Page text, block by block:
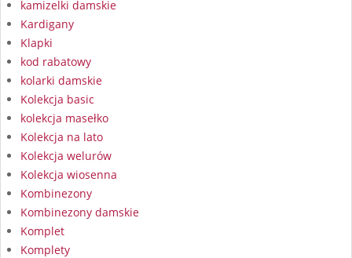
kamizelki damskie
Kardigany
Klapki
kod rabatowy
kolarki damskie
Kolekcja basic
kolekcja masełko
Kolekcja na lato
Kolekcja welurów
Kolekcja wiosenna
Kombinezony
Kombinezony damskie
Komplet
Komplety